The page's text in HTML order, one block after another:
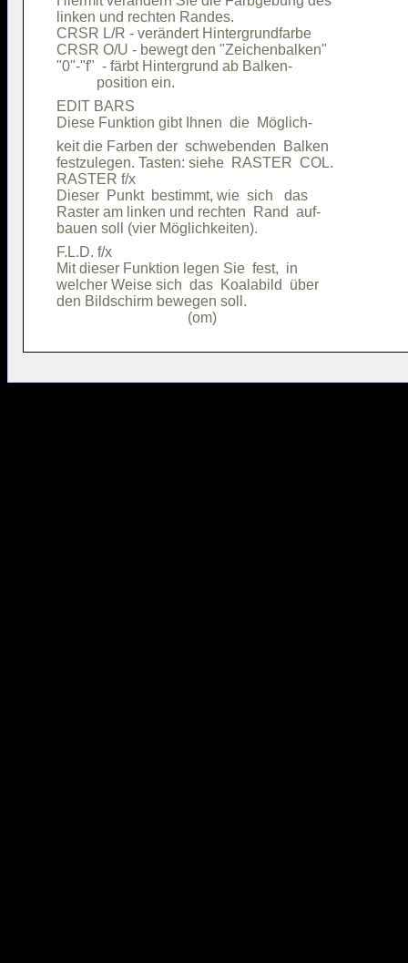
linken und rechten Randes.
CRSR L/R - verändert Hintergrundfarbe
CRSR O/U - bewegt den "Zeichenbalken"
"0"-"f"  - färbt Hintergrund ab Balken-
EDIT BARS
keit die Farben der  schwebenden  Balken
festzulegen. Tasten: siehe  RASTER  COL.
RASTER f/x
Dieser  Punkt  bestimmt, wie  sich   das
Raster am linken und rechten  Rand  auf-
F.L.D. f/x
Mit dieser Funktion legen Sie  fest,  in
welcher Weise sich  das  Koalabild  über
den Bildschirm bewegen soll.